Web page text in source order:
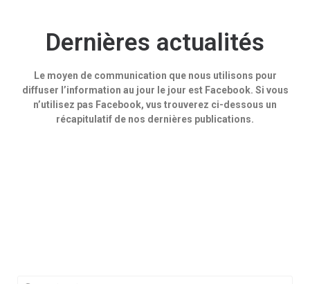
Dernières actualités
Le moyen de communication que nous utilisons pour
diffuser l’information au jour le jour est Facebook. Si vous
n’utilisez pas Facebook, vus trouverez ci-dessous un
récapitulatif de nos dernières publications.